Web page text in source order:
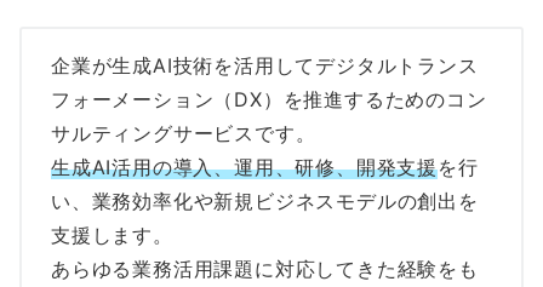
企業が生成AI技術を活用してデジタルトランス
フォーメーション（DX）を推進するためのコン
サルティングサービスです。
生成AI活用の導入、運用、研修、開発支援を行
い、業務効率化や新規ビジネスモデルの創出を
支援します。
あらゆる業務活用課題に対応してきた経験をも